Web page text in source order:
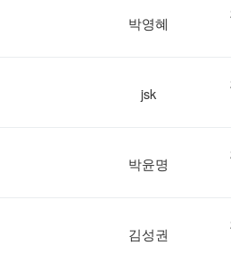
박영혜
jsk
박윤명
김성권